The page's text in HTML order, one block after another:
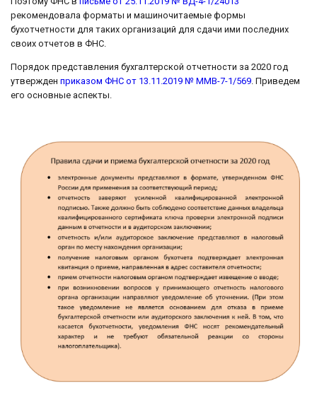
рекомендовала форматы и машиночитаемые формы
бухотчетности для таких организаций для сдачи ими последних
своих отчетов в ФНС.
Порядок представления бухгалтерской отчетности за 2020 год
утвержден приказом ФНС от 13.11.2019 № ММВ-7-1/569. Приведем
его основные аспекты.